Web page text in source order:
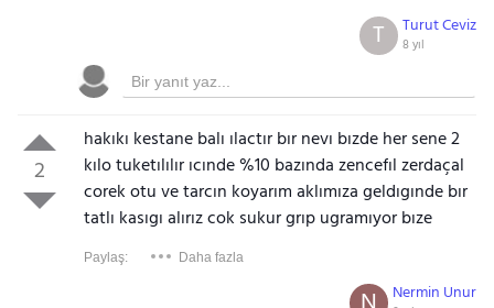
Turut Ceviz
8 yıl
T
2
hakıkı kestane balı ılactır bır nevı bızde her sene 2
kılo tuketılılır ıcınde %10 bazında zencefıl zerdaçal
corek otu ve tarcın koyarım aklımıza geldıgınde bır
tatlı kasıgı alırız cok sukur grıp ugramıyor bıze
Paylaş: Daha fazla
Nermin Unur